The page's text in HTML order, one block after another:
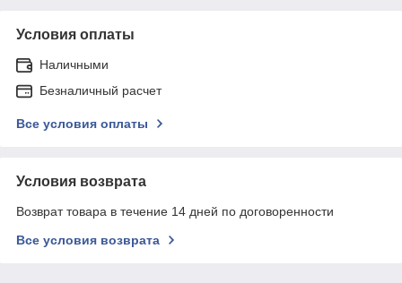
Условия оплаты
Наличными
Безналичный расчет
Все условия оплаты
Условия возврата
Возврат товара в течение 14 дней по договоренности
Все условия возврата